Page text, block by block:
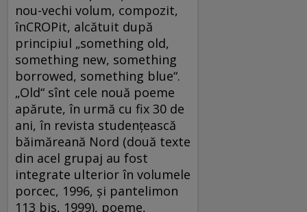
nou-vechi volum, compozit,
înCROPit, alcătuit după
principiul „something old,
something new, something
borrowed, something blue“.
„Old“ sînt cele nouă poeme
apărute, în urmă cu fix 30 de
ani, în revista studenţească
băimăreană Nord (două texte
din acel grupaj au fost
integrate ulterior în volumele
porcec, 1996, şi pantelimon
113 bis, 1999), poeme,